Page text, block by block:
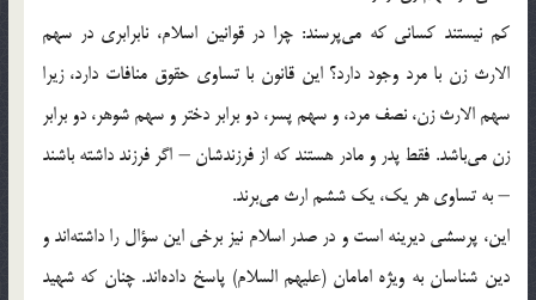
کم نیستند کسانی که می‌پرسند: چرا در قوانین اسلام، نابرابری در سهم
الارث زن با مرد وجود دارد؟ این قانون با تساوی حقوق منافات دارد، زیرا
سهم الارث زن، نصف مرد، و سهم پسر، دو برابر دختر و سهم شوهر، دو برابر
زن می‌باشد. فقط پدر و مادر هستند که از فرزندشان – اگر فرزند داشته باشند
– به تساوی هر یک، یک ششم ارث می‌برند.
این، پرسشی دیرینه است و در صدر اسلام نیز برخی این سؤال را داشته‌اند و
دین شناسان به ویژه امامان (علیهم السلام) پاسخ داده‌اند. چنان که شهید